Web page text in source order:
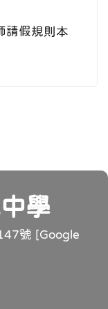
請假規則本
學
號 [Google